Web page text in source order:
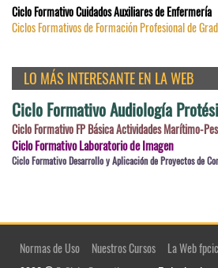
Ciclo Formativo Cuidados Auxiliares de Enfermería
Ciclos Formativos de Formación Profesional de
LO MÁS INTERESANTE EN LA WEB
Ciclo Formativo Audiología
Ciclo Formativo FP Básica Actividades Marítimo-
Ciclo Formativo Laboratorio de Imagen
Ciclo Formativo Desarrollo y Aplicación de Proyectos de
Normas de Uso Nuestros Cursos La Web